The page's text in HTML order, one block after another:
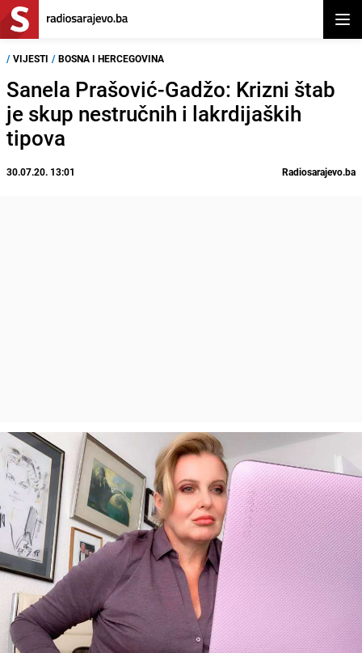
/ VIJESTI / BOSNA I HERCEGOVINA
Sanela Prašović-Gadžo: Krizni štab
je skup nestručnih i lakrdijaških
tipova
30.07.20. 13:01 Radiosarajevo.ba